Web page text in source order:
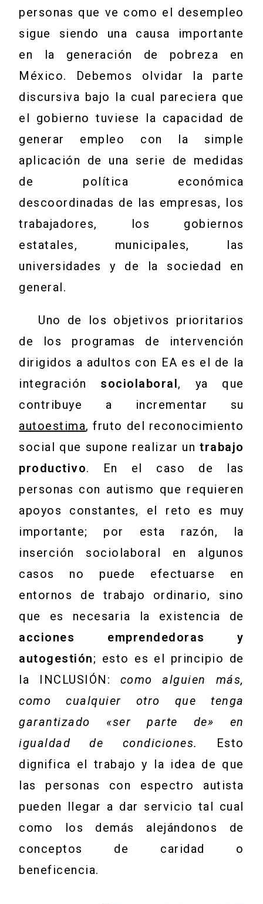
personas que ve como el desempleo
sigue siendo una causa importante
en la generación de pobreza en
México. Debemos olvidar la parte
discursiva bajo la cual pareciera que
el gobierno tuviese la capacidad de
generar empleo con la simple
aplicación de una serie de medidas
de política económica
descoordinadas de las empresas, los
trabajadores, los gobiernos
estatales, municipales, las
universidades y de la sociedad en
general.
Uno de los objetivos prioritarios
de los programas de intervención
dirigidos a adultos con EA es el de la
integración sociolaboral, ya que
contribuye a incrementar su
autoestima, fruto del reconocimiento
social que supone realizar untrabajo
productivo. En el caso de las
personas con autismo que requieren
apoyos constantes, el reto es muy
importante; por esta razón, la
inserción sociolaboral en algunos
casos no puede efectuarse en
entornos de trabajo ordinario, sino
que es necesaria la existencia de
acciones emprendedoras y
autogestión; esto es el principio de
la INCLUSIÓN: como alguien más,
como cualquier otro que tenga
garantizado «ser parte de» en
igualdad de condiciones.
Esto
dignifica el trabajo y la idea de que
las personas con espectro autista
pueden llegar a dar servicio tal cual
como los demás alejándonos de
conceptos de caridad o
beneficencia.